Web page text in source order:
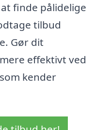
finde pålidelige
tilbud
Gør dit
effektivt ved
kender